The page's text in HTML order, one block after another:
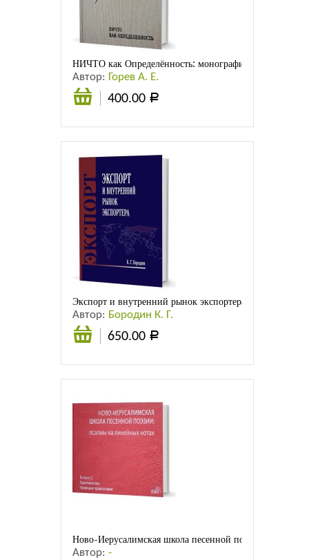
НИЧТО как Определённость: монография
Автор: Горев А. Е.
400.00 Р
Экспорт и внутренний рынок экспортера
Автор: Бородин К. Г.
650.00 Р
Ново-Иерусалимская школа песенной поэзии: псалмы
Автор:-